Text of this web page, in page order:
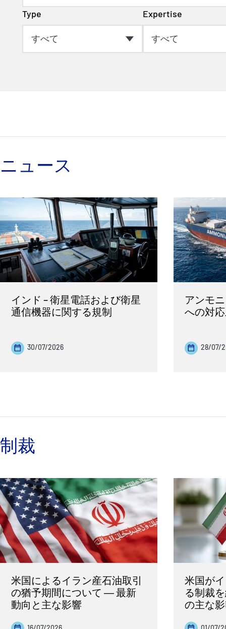
Type Expertise
ニュース
インド – 衛星電話および衛星
通信機器に関する規制
30/07/2026
アンモ
への対
28/07/
制裁
米国によるイラン産石油取引
の猶予期間について ― 最新
動向と主な影響
米国が
る制裁
の主な